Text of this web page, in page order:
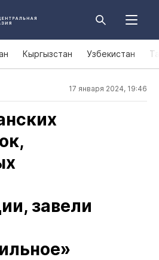
Кыргызстан Узбекистан
17 января 2024, 19:46
завели